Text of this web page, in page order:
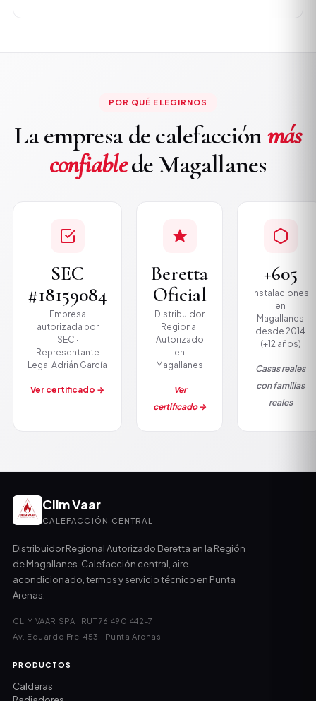
POR QUÉ ELEGIRNOS
La empresa de calefacciónmás
confiablede Magallanes
SEC
#18159084
Empresa
autorizada por
SEC ·
Representante
Legal Adrián García
Ver certificado →
Beretta
Oficial
Distribuidor
Regional
Autorizado
en
Magallanes
Ver
certificado →
+605
Instalaciones
en
Magallanes
desde 2014
(+12 años)
Casas reales
con familias
reales
Clim Vaar
CALEFACCIÓN CENTRAL
Distribuidor Regional Autorizado Beretta en la Región
de Magallanes. Calefacción central, aire
acondicionado, termos y servicio técnico en Punta
Arenas.
CLIM VAAR SPA · RUT 76.490.442-7
Av. Eduardo Frei 453 · Punta Arenas
PRODUCTOS
Calderas